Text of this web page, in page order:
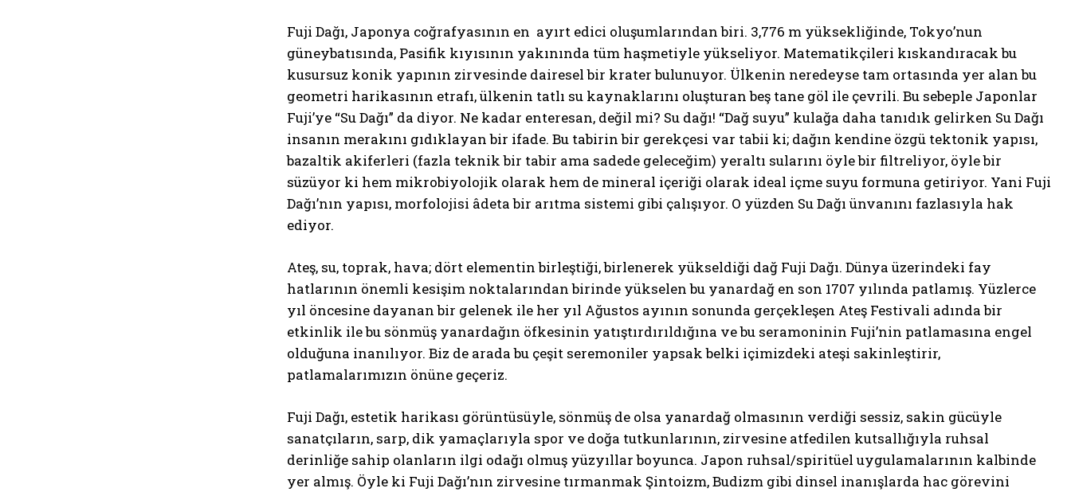
Fuji Dağı, Japonya coğrafyasının en ayırt edici oluşumlarından biri. 3,776 m yüksekliğinde, Tokyo’nun
güneybatısında, Pasifik kıyısının yakınında tüm haşmetiyle yükseliyor. Matematikçileri kıskandıracak bu
kusursuz konik yapının zirvesinde dairesel bir krater bulunuyor. Ülkenin neredeyse tam ortasında yer alan bu
geometri harikasının etrafı, ülkenin tatlı su kaynaklarını oluşturan beş tane göl ile çevrili. Bu sebeple Japonlar
Fuji’ye “Su Dağı” da diyor. Ne kadar enteresan, değil mi? Su dağı! “Dağ suyu” kulağa daha tanıdık gelirken Su Dağı
insanın merakını gıdıklayan bir ifade. Bu tabirin bir gerekçesi var tabii ki; dağın kendine özgü tektonik yapısı,
bazaltik akiferleri (fazla teknik bir tabir ama sadede geleceğim) yeraltı sularını öyle bir filtreliyor, öyle bir
süzüyor ki hem mikrobiyolojik olarak hem de mineral içeriği olarak ideal içme suyu formuna getiriyor. Yani Fuji
Dağı’nın yapısı, morfolojisi âdeta bir arıtma sistemi gibi çalışıyor. O yüzden Su Dağı ünvanını fazlasıyla hak
ediyor.
Ateş, su, toprak, hava; dört elementin birleştiği, birlenerek yükseldiği dağ Fuji Dağı. Dünya üzerindeki fay
hatlarının önemli kesişim noktalarından birinde yükselen bu yanardağ en son 1707 yılında patlamış. Yüzlerce
yıl öncesine dayanan bir gelenek ile her yıl Ağustos ayının sonunda gerçekleşen Ateş Festivali adında bir
etkinlik ile bu sönmüş yanardağın öfkesinin yatıştırdırıldığına ve bu seramoninin Fuji’nin patlamasına engel
olduğuna inanılıyor. Biz de arada bu çeşit seremoniler yapsak belki içimizdeki ateşi sakinleştirir,
patlamalarımızın önüne geçeriz.
Fuji Dağı, estetik harikası görüntüsüyle, sönmüş de olsa yanardağ olmasının verdiği sessiz, sakin gücüyle
sanatçıların, sarp, dik yamaçlarıyla spor ve doğa tutkunlarının, zirvesine atfedilen kutsallığıyla ruhsal
derinliğe sahip olanların ilgi odağı olmuş yüzyıllar boyunca. Japon ruhsal/spiritüel uygulamalarının kalbinde
yer almış. Öyle ki Fuji Dağı’nın zirvesine tırmanmak Şintoizm, Budizm gibi dinsel inanışlarda hac görevini